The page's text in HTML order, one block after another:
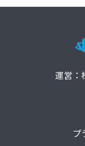
運営：
プ